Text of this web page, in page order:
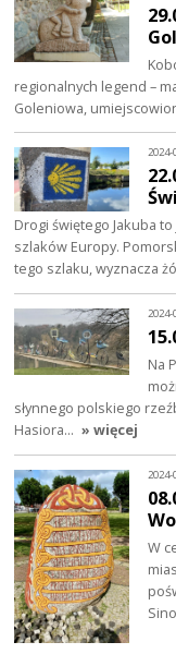
regionalnych legend –
Goleniowa,
2024-
Drogi świętego Jakuba
szlaków Europy.
tego szlaku, wyznacza
2024-
Na
słynnego polskiego
Hasiora… » więcej
W